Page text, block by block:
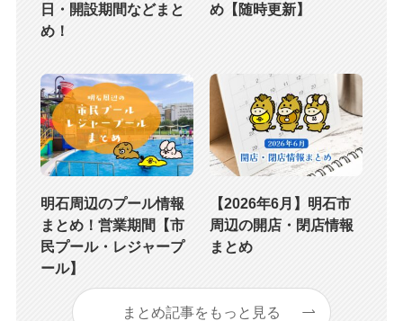
日・開設期間などまと
め！
め【随時更新】
明石周辺のプール情報
まとめ！営業期間【市
民プール・レジャープ
ール】
【2026年6月】明石市
周辺の開店・閉店情報
まとめ
まとめ記事をもっと見る